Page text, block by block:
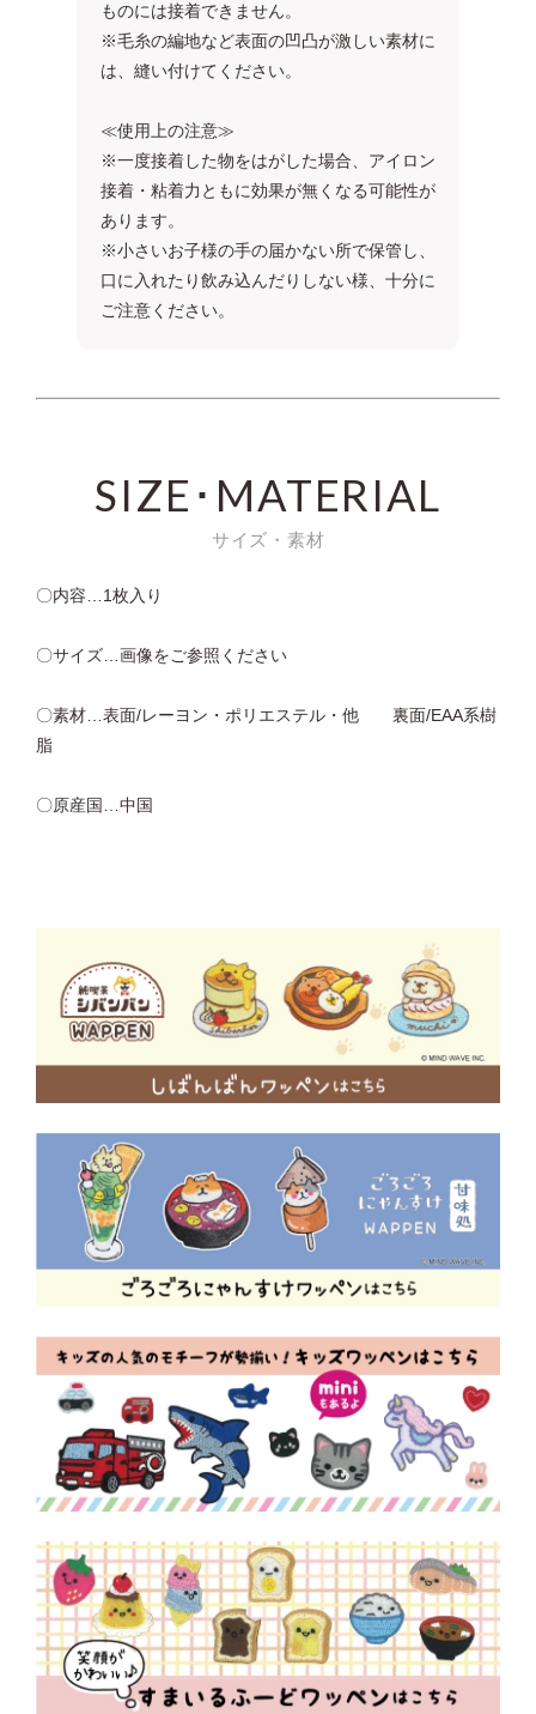
ものには接着できません。
※毛糸の編地など表面の凹凸が激しい素材に
は、縫い付けてください。
≪使用上の注意≫
※一度接着した物をはがした場合、アイロン
接着・粘着力ともに効果が無くなる可能性が
あります。
※小さいお子様の手の届かない所で保管し、
口に入れたり飲み込んだりしない様、十分に
ご注意ください。
SIZE･MATERIAL
サイズ・素材
〇内容…1枚入り
〇サイズ…画像をご参照ください
〇素材…表面/レーヨン・ポリエステル・他 裏面/EAA系樹
脂
〇原産国…中国